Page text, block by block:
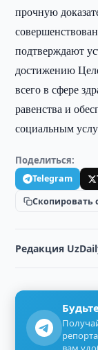
прочную
подтверждают
достижению
всего в сфере
равенства и
социальным
Поделиться:
Telegram
Скопировать
Редакция